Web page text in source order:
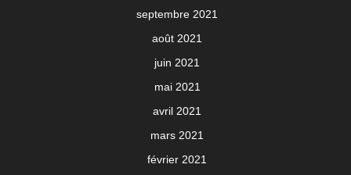
septembre 2021
août 2021
juin 2021
mai 2021
avril 2021
mars 2021
février 2021